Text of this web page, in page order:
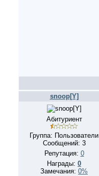
snoop[Y]
Абитуриент
Группа: Пользователи
Сообщений: 3
Репутация: 0
Награды: 0
Замечания: 0%